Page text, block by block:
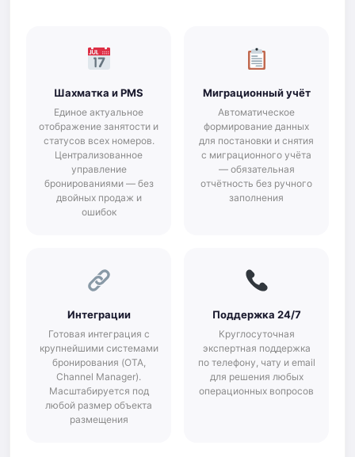
Шахматка и PMS
Единое актуальное
отображение занятости и
статусов всех номеров.
Централизованное
управление
бронированиями — без
двойных продаж и
ошибок
Миграционный учёт
Автоматическое
формирование данных
для постановки и снятия
с миграционного учёта
— обязательная
отчётность без ручного
заполнения
Интеграции
Готовая интеграция с
крупнейшими системами
бронирования (OTA,
Channel Manager).
Масштабируется под
любой размер объекта
размещения
Поддержка 24/7
Круглосуточная
экспертная поддержка
по телефону, чату и email
для решения любых
операционных вопросов